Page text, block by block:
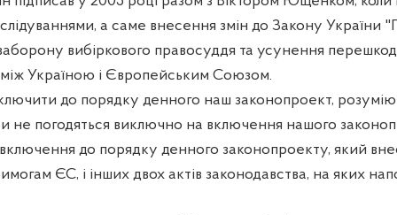
а саме внесення змін до Закону України
вибіркового правосуддя та усунення
Україною і Європейським Союзом.
до порядку денного наш законопроект,
не погодяться виключно на включення нашого
до порядку денного законопроекту, який
ЄС, і інших двох актів законодавства, на яких